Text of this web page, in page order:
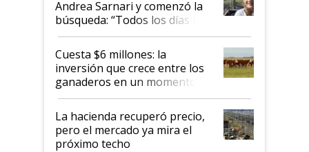
Andrea Sarnari y comenzó la
búsqueda: “Todos los días le
toca a algún productor”
Cuesta $6 millones: la
inversión que crece entre los
ganaderos en un momento
histórico para la actividad
La hacienda recuperó precio,
pero el mercado ya mira el
próximo techo